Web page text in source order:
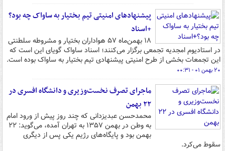
پیشنهادهای امنیتی تیم بختیار به ساواک چه بود؟
+اسناد
۱۸ بهمن‌ماه ۵۷ هواداران بختیار و مشروطه سلطنتی
در استادیوم امجدیه تجمعی برگزار می‌کنند؛ اسناد ساواک گویای این است که
این تجمعات بخشی از طرح امنیتی پیشنهادی تیم بختیار به ساواک بوده است.
۲۰ بهمن ۰۱ - ۰۰:۳۱
ماجرای تصرف نخست‌وزیری و دانشگاه افسری در
۲۲ بهمن
محمدحسن عبدیزدانی که چند روز پیش از ورود امام
به وطن در بهمن ۱۳۵۷ به تهران آمده، می‌گوید: ۲۲
بهمن بود و پایگاه‌های رژیم یکی پس از دیگری
سقوط می‌کرد.